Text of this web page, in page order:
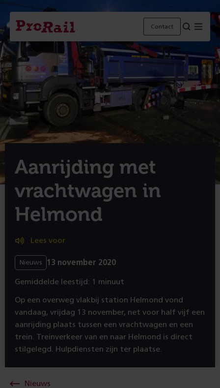
Navigatie
Homepage
ProRail
Contact Menu
Aanrijding met
vrachtwagen in
Helmond
Lees voor
Nieuws 13 november 2020
Gemiddelde leestijd: 1 minuut
Op een overweg vlakbij station Helmond vond
vandaag, vrijdag 13 november, net voor half vijf een
aanrijding plaats tussen een vrachtwagen en een
trein. Treinverkeer van en naar Helmond is direct
stilgelegd. Hulpdiensten zijn ter plaatse.
Nieuws